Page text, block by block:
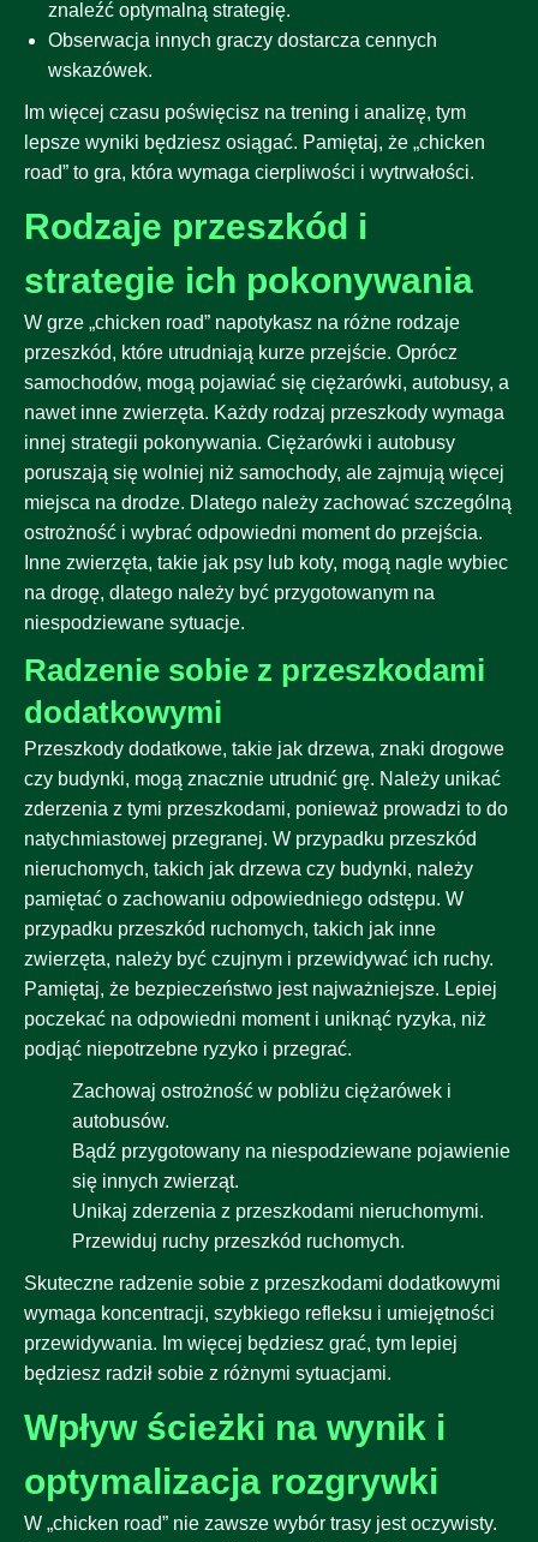
znaleźć optymalną strategię.
Obserwacja innych graczy dostarcza cennych
wskazówek.
Im więcej czasu poświęcisz na trening i analizę, tym
lepsze wyniki będziesz osiągać. Pamiętaj, że „chicken
road” to gra, która wymaga cierpliwości i wytrwałości.
Rodzaje przeszkód i
strategie ich pokonywania
W grze „chicken road” napotykasz na różne rodzaje
przeszkód, które utrudniają kurze przejście. Oprócz
samochodów, mogą pojawiać się ciężarówki, autobusy, a
nawet inne zwierzęta. Każdy rodzaj przeszkody wymaga
innej strategii pokonywania. Ciężarówki i autobusy
poruszają się wolniej niż samochody, ale zajmują więcej
miejsca na drodze. Dlatego należy zachować szczególną
ostrożność i wybrać odpowiedni moment do przejścia.
Inne zwierzęta, takie jak psy lub koty, mogą nagle wybiec
na drogę, dlatego należy być przygotowanym na
niespodziewane sytuacje.
Radzenie sobie z przeszkodami
dodatkowymi
Przeszkody dodatkowe, takie jak drzewa, znaki drogowe
czy budynki, mogą znacznie utrudnić grę. Należy unikać
zderzenia z tymi przeszkodami, ponieważ prowadzi to do
natychmiastowej przegranej. W przypadku przeszkód
nieruchomych, takich jak drzewa czy budynki, należy
pamiętać o zachowaniu odpowiedniego odstępu. W
przypadku przeszkód ruchomych, takich jak inne
zwierzęta, należy być czujnym i przewidywać ich ruchy.
Pamiętaj, że bezpieczeństwo jest najważniejsze. Lepiej
poczekać na odpowiedni moment i uniknąć ryzyka, niż
podjąć niepotrzebne ryzyko i przegrać.
Zachowaj ostrożność w pobliżu ciężarówek i
autobusów.
Bądź przygotowany na niespodziewane pojawienie
się innych zwierząt.
Unikaj zderzenia z przeszkodami nieruchomymi.
Przewiduj ruchy przeszkód ruchomych.
Skuteczne radzenie sobie z przeszkodami dodatkowymi
wymaga koncentracji, szybkiego refleksu i umiejętności
przewidywania. Im więcej będziesz grać, tym lepiej
będziesz radził sobie z różnymi sytuacjami.
Wpływ ścieżki na wynik i
optymalizacja rozgrywki
W „chicken road” nie zawsze wybór trasy jest oczywisty.